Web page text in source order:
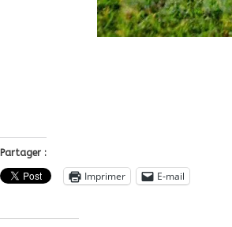
Partager :
Imprimer E-mail